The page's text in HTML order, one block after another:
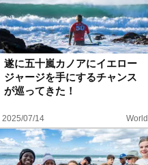
遂に五十嵐カノアにイエロー
ジャージを手にするチャンス
が巡ってきた！
2025/07/14 World